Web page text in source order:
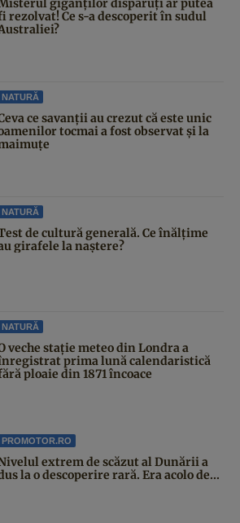
giganților dispăruți ar putea
rezolvat! Ce s-a descoperit în sudul
NATURĂ
ce savanții au crezut că este unic
tocmai a fost observat și la
NATURĂ
de cultură generală. Ce înălțime
girafele la naștere?
NATURĂ
veche stație meteo din Londra a
prima lună calendaristică
ploaie din 1871 încoace
PROMOTOR.RO
extrem de scăzut al Dunării a
la o descoperire rară. Era acolo de...